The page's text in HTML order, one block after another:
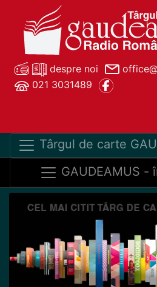
despre noi
021 3031489
Târgul de carte
GAUDEAMUS -